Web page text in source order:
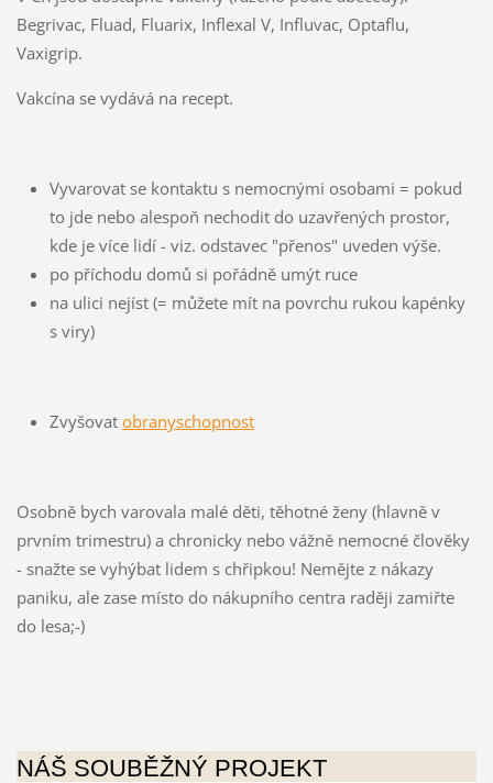
Begrivac, Fluad, Fluarix, Inflexal V, Influvac, Optaflu,
Vaxigrip.
Vakcína se vydává na recept.
Vyvarovat se kontaktu s nemocnými osobami = pokud
to jde nebo alespoň nechodit do uzavřených prostor,
kde je více lidí - viz. odstavec "přenos" uveden výše.
po příchodu domů si pořádně umýt ruce
na ulici nejíst (= můžete mít na povrchu rukou kapénky
s viry)
Zvyšovat obranyschopnost
Osobně bych varovala malé děti, těhotné ženy (hlavně v
prvním trimestru) a chronicky nebo vážně nemocné člověky
- snažte se vyhýbat lidem s chřipkou! Nemějte z nákazy
paniku, ale zase místo do nákupního centra raději zamiřte
do lesa;-)
NÁŠ SOUBĚŽNÝ PROJEKT